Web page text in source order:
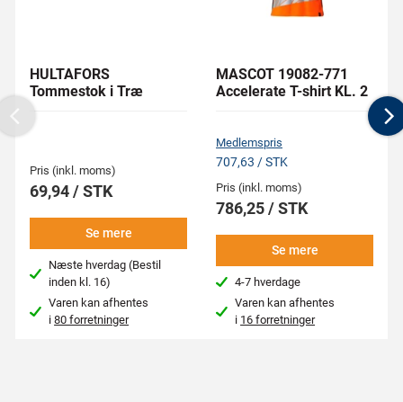
HULTAFORS
Tommestok i Træ
Pris (inkl. moms)
69,94 / STK
Se mere
Næste hverdag (Bestil
inden kl. 16)
Varen kan afhentes
i80 forretninger
MASCOT 19082-771
Accelerate T-shirt KL. 2
Medlemspris
707,63 / STK
Pris (inkl. moms)
786,25 / STK
Se mere
4-7 hverdage
Varen kan afhentes
i 16 forretninger
Previous